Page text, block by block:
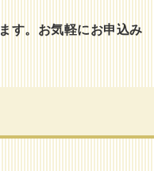
す。お気軽にお申込み